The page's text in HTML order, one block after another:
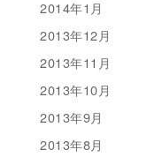
2014年1月
2013年12月
2013年11月
2013年10月
2013年9月
2013年8月